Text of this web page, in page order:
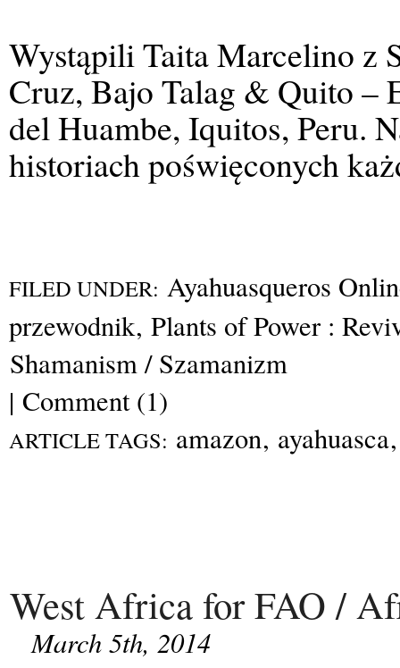
Wystąpili Taita Marcelino z
Cruz, Bajo Talag & Quito –
del Huambe, Iquitos, Peru.
historiach poświęconych
FILED UNDER: Ayahuasqueros
przewodnik, Plants of Power :
Shamanism / Szamanizm
| Comment (1)
ARTICLE TAGS: amazon, ayahuasca
West Africa for FAO /
March 5th, 2014